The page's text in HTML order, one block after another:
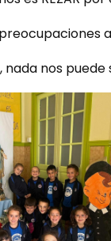
nos puede